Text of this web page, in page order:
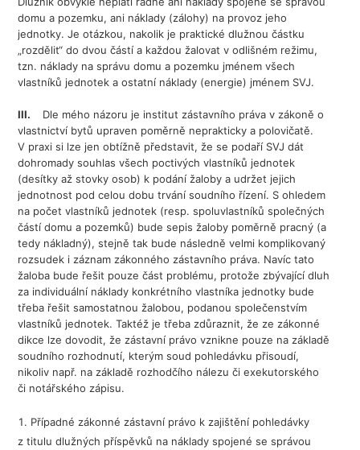
domu a pozemku, ani náklady (zálohy) na provoz jeho
jednotky. Je otázkou, nakolik je praktické dlužnou částku
„rozdělit“ do dvou částí a každou žalovat v odlišném režimu,
tzn. náklady na správu domu a pozemku jménem všech
vlastníků jednotek a ostatní náklady (energie) jménem SVJ.
III. Dle mého názoru je institut zástavního práva v zákoně o
vlastnictví bytů upraven poměrně neprakticky a polovičatě.
V praxi si lze jen obtížně představit, že se podaří SVJ dát
dohromady souhlas všech poctivých vlastníků jednotek
(desítky až stovky osob) k podání žaloby a udržet jejich
jednotnost pod celou dobu trvání soudního řízení. S ohledem
na počet vlastníků jednotek (resp. spoluvlastníků společných
částí domu a pozemků) bude sepis žaloby poměrně pracný (a
tedy nákladný), stejně tak bude následně velmi komplikovaný
rozsudek i záznam zákonného zástavního práva. Navíc tato
žaloba bude řešit pouze část problému, protože zbývající dluh
za individuální náklady konkrétního vlastníka jednotky bude
třeba řešit samostatnou žalobou, podanou společenstvím
vlastníků jednotek. Taktéž je třeba zdůraznit, že ze zákonné
dikce lze dovodit, že zástavní právo vznikne pouze na základě
soudního rozhodnutí, kterým soud pohledávku přisoudí,
nikoliv např. na základě rozhodčího nálezu či exekutorského
či notářského zápisu.
Případné zákonné zástavní právo k zajištění pohledávky
z titulu dlužných příspěvků na náklady spojené se správou